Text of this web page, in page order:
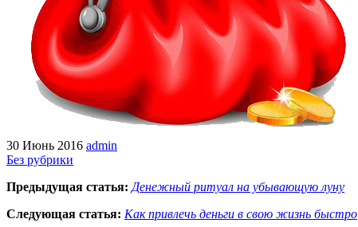
30 Июнь 2016 admin
Без рубрики
Предыдущая статья: Денежный ритуал на убывающую луну
Следующая статья: Как привлечь деньги в свою жизнь быстро